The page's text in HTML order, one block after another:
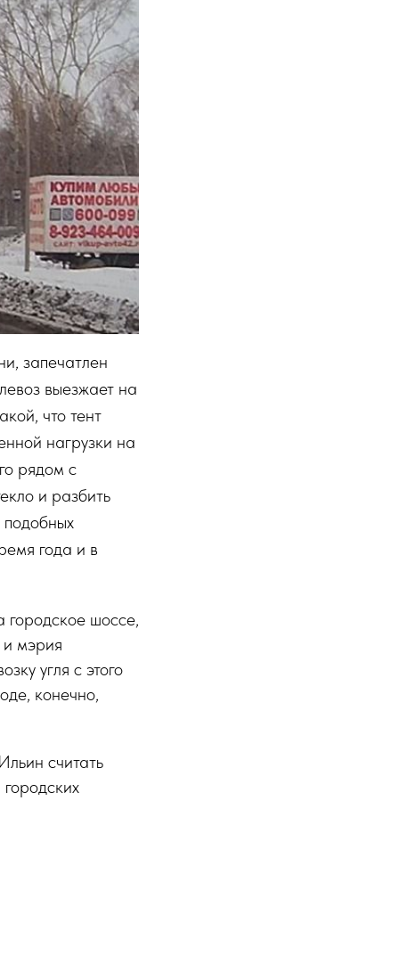
запечатлен
выезжает на
что тент
нагрузки на
рядом с
и разбить
подобных
года и в
городское шоссе,
и мэрия
угля с этого
конечно,
считать